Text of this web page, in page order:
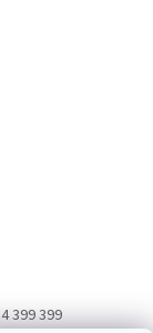
399 399